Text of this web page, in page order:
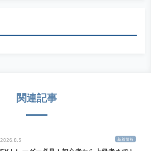
関連記事
2026.8.5 新着情報